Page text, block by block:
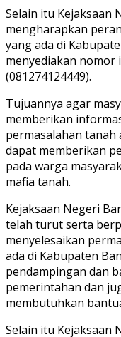
Selain itu Kejaksaan
mengharapkan
yang ada di
menyediakan
(081274124449).
Tujuannya agar
memberikan
permasalahan
dapat memberikan
pada warga
mafia tanah.
Kejaksaan Negeri
telah turut serta
menyelesaikan
ada di Kabupaten
pendampingan dan
pemerintahan dan
membutuhkan
Selain itu Kejaksaan